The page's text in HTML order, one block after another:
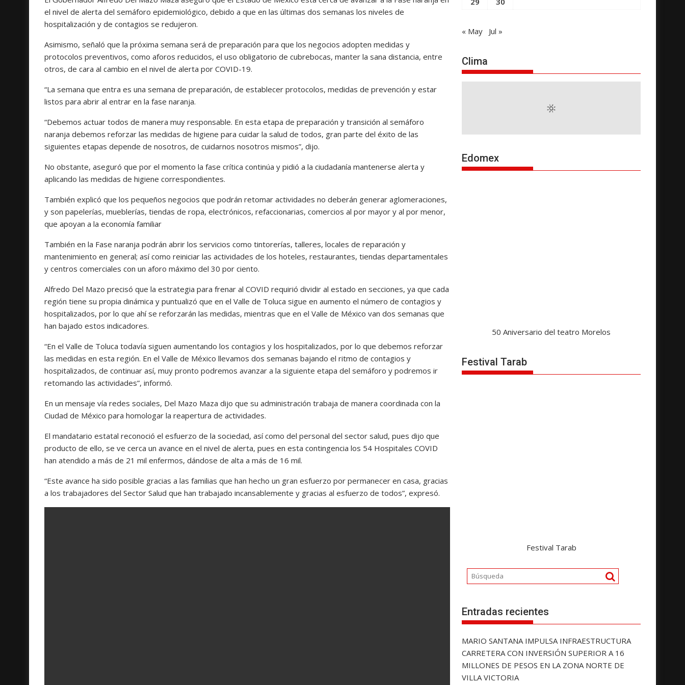
el nivel de alerta del semáforo epidemiológico, debido a que en las últimas dos semanas los niveles de
hospitalización y de contagios se redujeron.
Asimismo, señaló que la próxima semana será de preparación para que los negocios adopten medidas y
protocolos preventivos, como aforos reducidos, el uso obligatorio de cubrebocas, manter la sana distancia, entre
otros, de cara al cambio en el nivel de alerta por COVID-19.
“La semana que entra es una semana de preparación, de establecer protocolos, medidas de prevención y estar
listos para abrir al entrar en la fase naranja.
“Debemos actuar todos de manera muy responsable. En esta etapa de preparación y transición al semáforo
naranja debemos reforzar las medidas de higiene para cuidar la salud de todos, gran parte del éxito de las
siguientes etapas depende de nosotros, de cuidarnos nosotros mismos”, dijo.
No obstante, aseguró que por el momento la fase crítica continúa y pidió a la ciudadanía mantenerse alerta y
aplicando las medidas de higiene correspondientes.
También explicó que los pequeños negocios que podrán retomar actividades no deberán generar aglomeraciones,
y son papelerías, mueblerías, tiendas de ropa, electrónicos, refaccionarias, comercios al por mayor y al por menor,
que apoyan a la economía familiar
También en la Fase naranja podrán abrir los servicios como tintorerías, talleres, locales de reparación y
mantenimiento en general; así como reiniciar las actividades de los hoteles, restaurantes, tiendas departamentales
y centros comerciales con un aforo máximo del 30 por ciento.
Alfredo Del Mazo precisó que la estrategia para frenar al COVID requirió dividir al estado en secciones, ya que cada
región tiene su propia dinámica y puntualizó que en el Valle de Toluca sigue en aumento el número de contagios y
hospitalizados, por lo que ahí se reforzarán las medidas, mientras que en el Valle de México van dos semanas que
han bajado estos indicadores.
“En el Valle de Toluca todavía siguen aumentando los contagios y los hospitalizados, por lo que debemos reforzar
las medidas en esta región. En el Valle de México llevamos dos semanas bajando el ritmo de contagios y
hospitalizados, de continuar así, muy pronto podremos avanzar a la siguiente etapa del semáforo y podremos ir
retomando las actividades”, informó.
En un mensaje vía redes sociales, Del Mazo Maza dijo que su administración trabaja de manera coordinada con la
Ciudad de México para homologar la reapertura de actividades.
El mandatario estatal reconoció el esfuerzo de la sociedad, así como del personal del sector salud, pues dijo que
producto de ello, se ve cerca un avance en el nivel de alerta, pues en esta contingencia los 54 Hospitales COVID
han atendido a más de 21 mil enfermos, dándose de alta a más de 16 mil.
“Este avance ha sido posible gracias a las familias que han hecho un gran esfuerzo por permanecer en casa, gracias
a los trabajadores del Sector Salud que han trabajado incansablemente y gracias al esfuerzo de todos”, expresó.
« May Jul »
Clima
Edomex
50 Aniversario del teatro Morelos
Festival Tarab
Festival Tarab
Entradas recientes
MARIO SANTANA IMPULSA INFRAESTRUCTURA
CARRETERA CON INVERSIÓN SUPERIOR A 16
MILLONES DE PESOS EN LA ZONA NORTE DE
VILLA VICTORIA